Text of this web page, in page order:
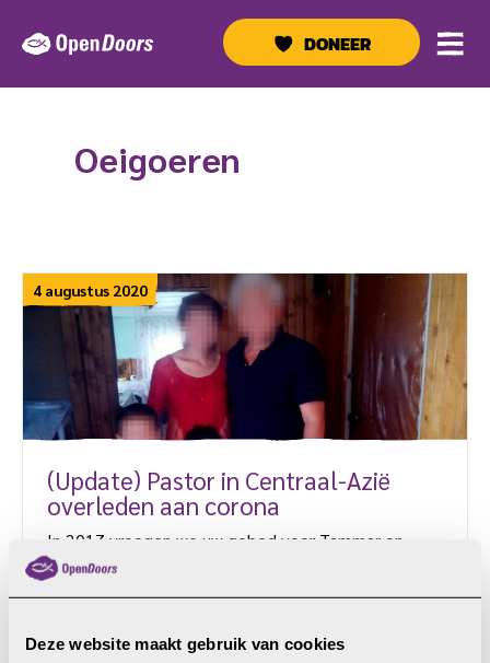
Deze website maakt gebruik van cookies
naar
inhoud
DONEER
Oeigoeren
4 augustus 2020
(Update) Pastor in Centraal-Azië
overleden aan corona
In 2017 vroegen we uw gebed voor Tammar en
Nadine. Na een politie-inval in hun kerk en
bedreigingen kreeg Nadine door de stress een
Tammar en bemoedigde hem en bad voor hem en
LEES MEER